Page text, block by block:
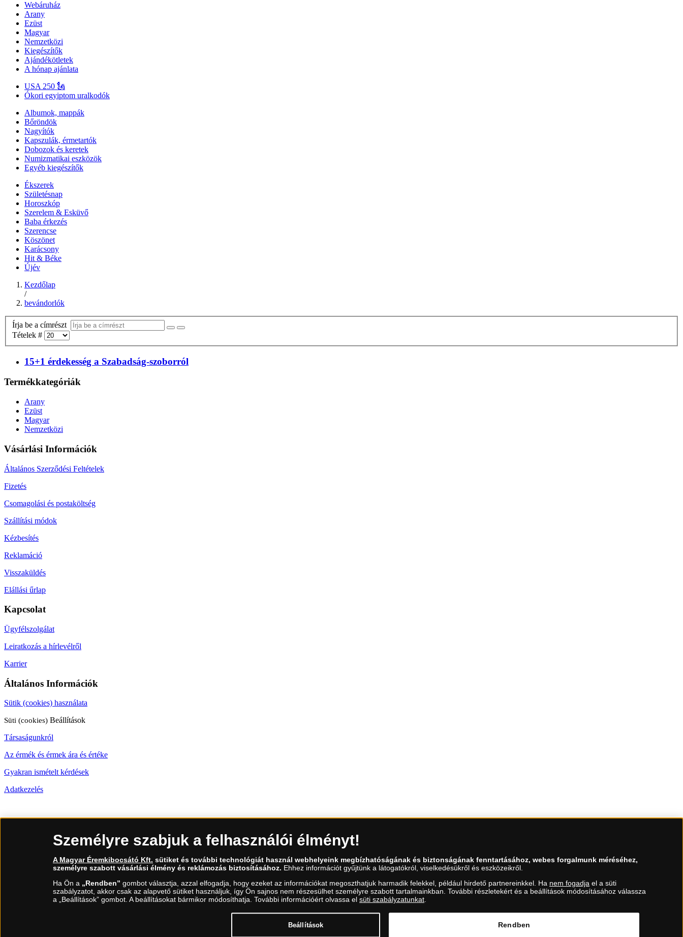
Webáruház
Arany
Ezüst
Magyar
Nemzetközi
Kiegészítők
Ajándékötletek
A hónap ajánlata
USA 250 🗽
Ókori egyiptom uralkodók
Albumok, mappák
Bőröndök
Nagyítók
Kapszulák, érmetartók
Dobozok és keretek
Numizmatikai eszközök
Egyéb kiegészítők
Ékszerek
Születésnap
Horoszkóp
Szerelem & Esküvő
Baba érkezés
Szerencse
Köszönet
Karácsony
Hit & Béke
Újév
Kezdőlap
/
bevándorlók
Írja be a címrészt
Tételek #
15+1 érdekesség a Szabadság-szoborról
Termékkategóriák
Arany
Ezüst
Magyar
Nemzetközi
Vásárlási Információk
Általános Szerződési Feltételek
Fizetés
Csomagolási és postaköltség
Szállítási módok
Kézbesítés
Reklamáció
Visszaküldés
Elállási űrlap
Kapcsolat
Ügyfélszolgálat
Leiratkozás a hírlevélről
Karrier
Általános Információk
Sütik (cookies) használata
Süti (cookies) Beállítások
Társaságunkról
Az érmék és érmek ára és értéke
Gyakran ismételt kérdések
Adatkezelés
(díjmentesen hívható hétfőtől csütörtökig 9.00 és 17.00 óra között, péntekenként 9.00 és 15.00 óra között)
Személyre szabjuk a felhasználói élményt!
A Magyar Éremkibocsátó Kft. sütiket és további technológiát használ webhelyeink megbízhatóságának és biztonságának fenntartásához, webes forgalmunk méréséhez,
személyre szabott vásárlási élmény és reklámozás biztosításához. Ehhez információt gyűjtünk a látogatókról, viselkedésükről és eszközeikről.
Ha Ön a „Rendben” gombot választja, azzal elfogadja, hogy ezeket az információkat megoszthatjuk harmadik felekkel, például hirdető partnereinkkel. Ha nem fogadja el a süti
szabályzatot, akkor csak az alapvető sütiket használjuk, így Ön sajnos nem részesülhet személyre szabott tartalmainkban. További részletekért és a beállítások módosításához válassza
a „Beállítások” gombot. A beállításokat bármikor módosíthatja. További információért olvassa el süti szabályzatunkat
Beállítások Rendben